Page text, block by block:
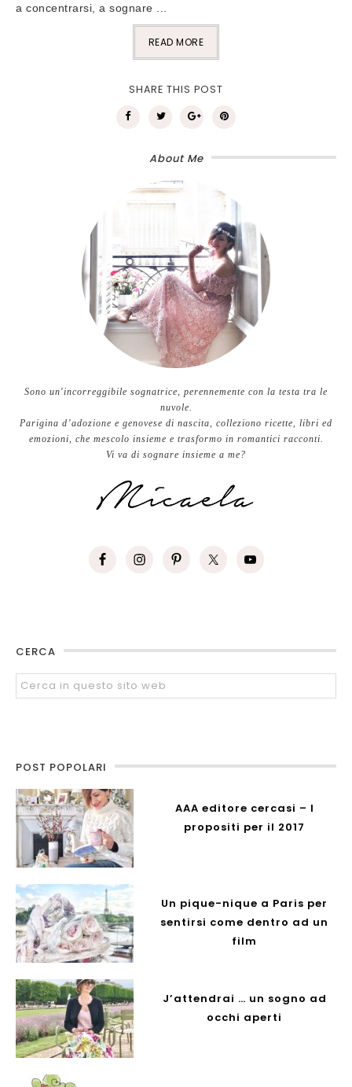
a concentrarsi, a sognare ...
READ MORE
SHARE THIS POST
About Me
Sono un'incorreggibile sognatrice, perennemente con la testa tra le
nuvole.
Parigina d’adozione e genovese di nascita, colleziono ricette, libri ed
emozioni, che mescolo insieme e trasformo in romantici racconti.
Vi va di sognare insieme a me?
CERCA
POST POPOLARI
AAA editore cercasi – I
propositi per il 2017
Un pique-nique a Paris per
sentirsi come dentro ad un
film
J’attendrai … un sogno ad
occhi aperti